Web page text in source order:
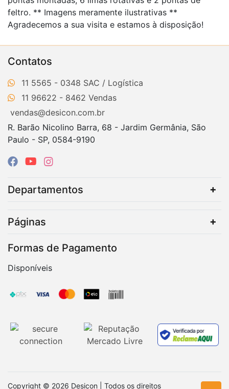
feltro. ** Imagens meramente ilustrativas **
Agradecemos a sua visita e estamos à disposição!
Contatos
11 5565 - 0348
11 96622 - 8462
vendas@desicon.com.br
R. Barão Nicolino Barra, 68 - Jardim Germânia, São
Paulo - SP, 0584-9190
Departamentos
Páginas
Formas de Pagamento
Disponíveis
Copyright © 2026 Desicon | Todos os direitos